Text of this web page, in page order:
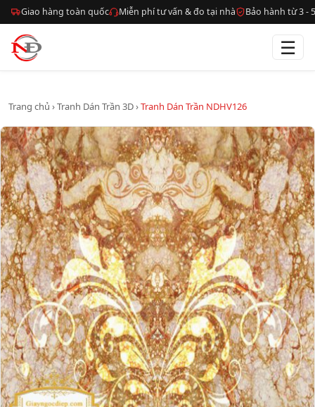
Giao hàng toàn quốc Miễn phí tư vấn & đo tại nhà Bảo hành từ 3 -
☰
Trang chủ ›Tranh Dán Trần 3D›Tranh Dán Trần NDHV126